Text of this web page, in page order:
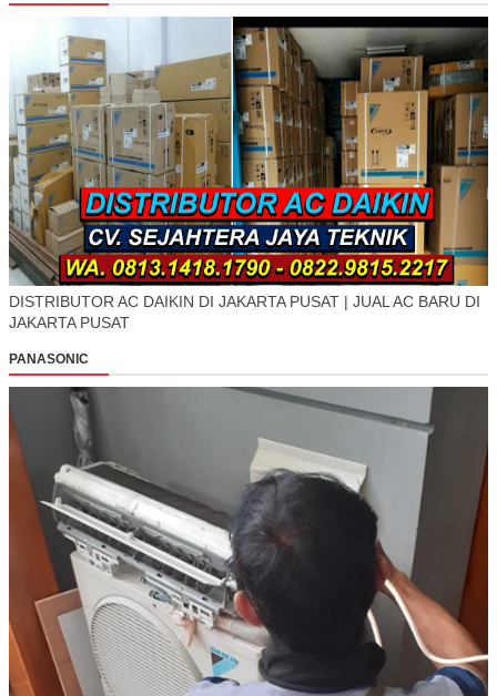
DISTRIBUTOR AC DAIKIN DI JAKARTA PUSAT | JUAL AC BARU DI
JAKARTA PUSAT
PANASONIC